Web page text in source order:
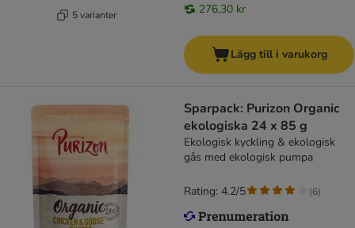
5 varianter 276,30 kr
Lägg till i varukorg
Sparpack: Purizon Organic
ekologiska 24 x 85 g
Ekologisk kyckling & ekologisk
gås med ekologisk pumpa
Rating: 4.2/5 (6)